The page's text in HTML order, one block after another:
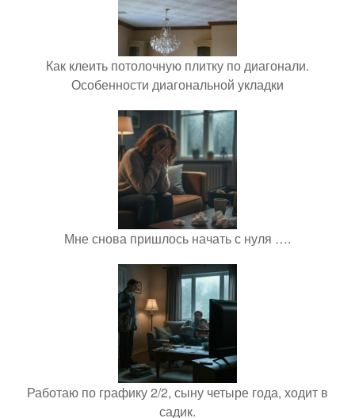
Как клеить потолочную плитку по диагонали.
Особенности диагональной укладки
Мне снова пришлось начать с нуля ….
Работаю по графику 2/2, сыну четыре года, ходит в
садик.